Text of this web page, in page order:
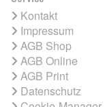
Kontakt
Impressum
AGB Shop
AGB Online
AGB Print
Datenschutz